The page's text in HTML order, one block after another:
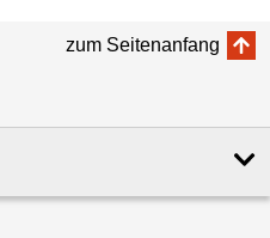
zum Seitenanfang